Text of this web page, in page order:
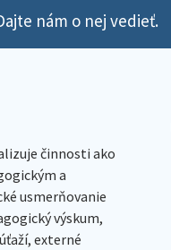
nám o nej vedieť.
činnosti ako
a
usmerňovanie
výskum,
externé